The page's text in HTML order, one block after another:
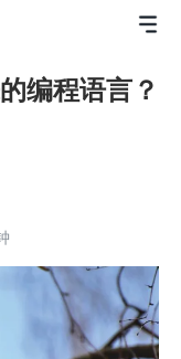
编程语言？